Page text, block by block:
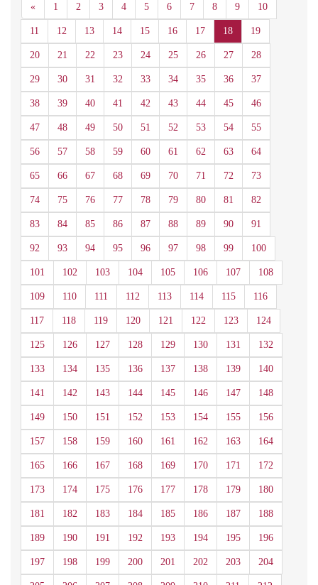
«Anterior
1 2 3 4 5 6 7 8 9 10
11 12 13 14 15 16 17 18 19
20 21 22 23 24 25 26 27 28
29 30 31 32 33 34 35 36 37
38 39 40 41 42 43 44 45 46
47 48 49 50 51 52 53 54 55
56 57 58 59 60 61 62 63 64
65 66 67 68 69 70 71 72 73
74 75 76 77 78 79 80 81 82
83 84 85 86 87 88 89 90 91
92 93 94 95 96 97 98 99 100
101 102 103 104 105 106 107 108
109 110 111 112 113 114 115 116
117 118 119 120 121 122 123 124
125 126 127 128 129 130 131 132
133 134 135 136 137 138 139 140
141 142 143 144 145 146 147 148
149 150 151 152 153 154 155 156
157 158 159 160 161 162 163 164
165 166 167 168 169 170 171 172
173 174 175 176 177 178 179 180
181 182 183 184 185 186 187 188
189 190 191 192 193 194 195 196
197 198 199 200 201 202 203 204